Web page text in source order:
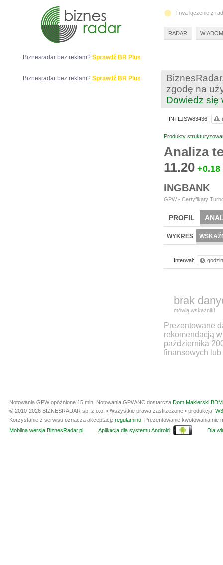
zgodę na
Dowiedz się
Produkty
Analiza
11.20 +0.18
INGBANK
GPW - Certyfikaty
PROFIL
WYKRES
Interwał:
brak
mówią wskaźniki
Prezentowane
rekomendacją
października
finansowych lub
INTLJSW83436:
Biznesradar bez reklam? Sprawdź BR Plus
Biznesradar bez reklam? Sprawdź BR Plus
Trwa łączenie z
RADAR
Notowania GPW opóźnione 15 min. Notowania GPW/NC dostarcza Dom Maklerski
© 2010-2026 BIZNESRADAR sp. z o.o. • Wszystkie prawa zastrzeżone • produkcja:
Korzystanie z serwisu oznacza akceptację regulaminu . Prezentowanie kwotowania
Mobilna wersja BiznesRadar.pl
Aplikacja dla systemu Android Dla